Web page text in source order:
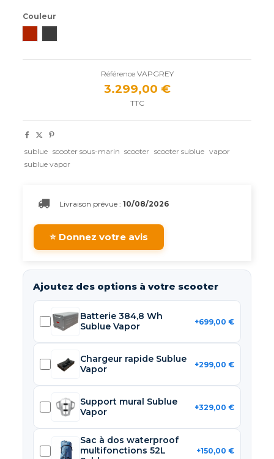
Couleur
Référence VAPGREY
3.299,00 €
TTC
sublue scooter sous-marin scooter scooter sublue vapor
sublue vapor
Livraison prévue :10/08/2026
⭐ Donnez votre avis
Ajoutez des options à votre scooter
Batterie 384,8 Wh
Sublue Vapor
+699,00 €
Chargeur rapide Sublue
Vapor
+299,00 €
Support mural Sublue
Vapor
+329,00 €
Sac à dos waterproof
multifonctions 52L
+150,00 €